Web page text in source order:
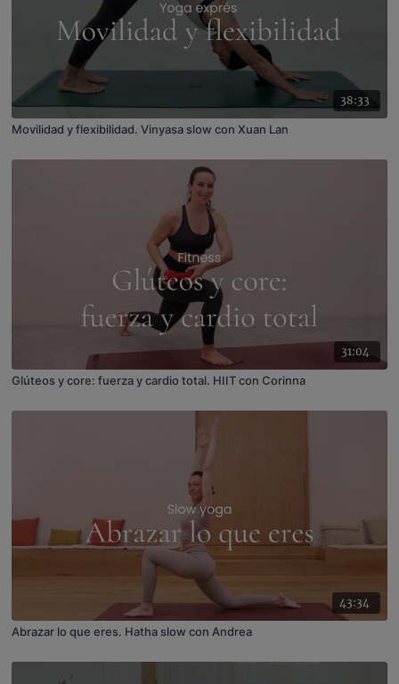
38:33
Movilidad y flexibilidad. Vinyasa slow con Xuan Lan
31:04
Glúteos y core: fuerza y cardio total. HIIT con Corinna
43:34
Abrazar lo que eres. Hatha slow con Andrea